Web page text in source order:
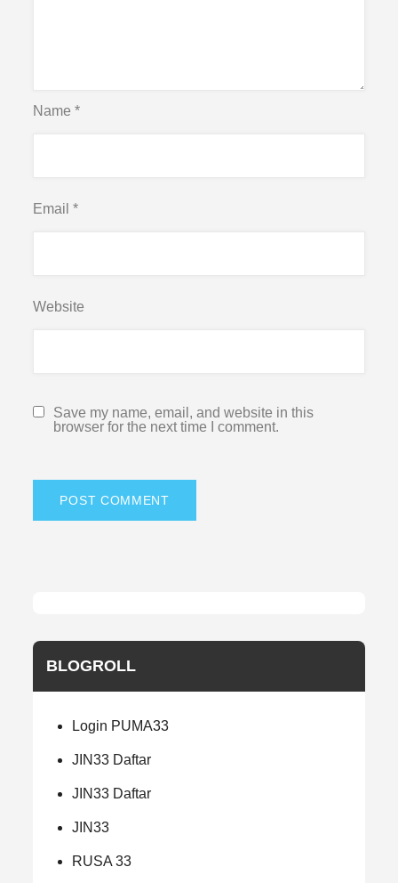
Name*
Email*
Website
Save my name, email, and website in this
browser for the next time I comment.
BLOGROLL
Login PUMA33
JIN33 Daftar
JIN33 Daftar
JIN33
RUSA 33